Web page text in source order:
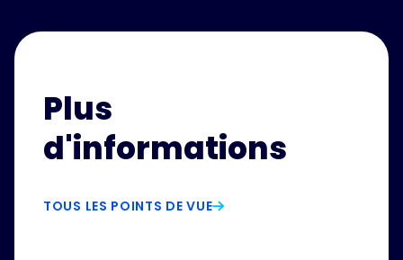
Plus
d'informations
TOUS LES POINTS DE VUE